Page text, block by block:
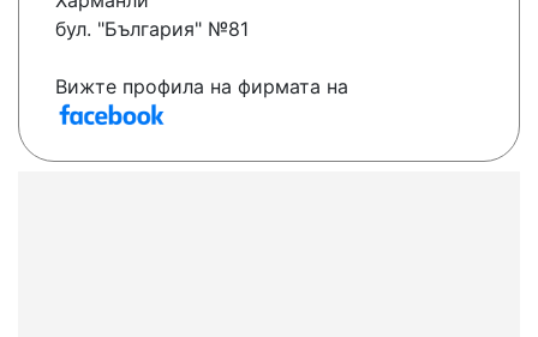
бул. "България" №81
Вижте профила на фирмата на